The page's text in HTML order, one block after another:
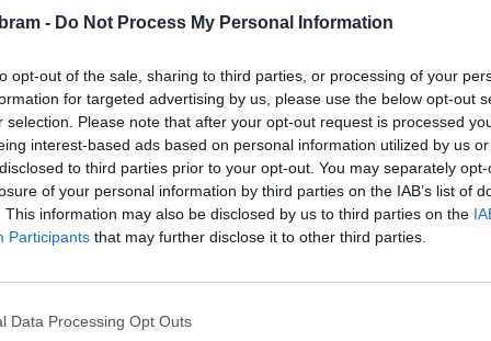
- Do Not Process My Personal Information
opt-out of the sale, sharing to third parties, or processing of your
for targeted advertising by us, please use the below opt-out
selection. Please note that after your opt-out request is processed
interest-based ads based on personal information utilized by us
to third parties prior to your opt-out. You may separately
of your personal information by third parties on the IAB’s list of
This information may also be disclosed by us to third parties on the
Participants that may further disclose it to other third parties.
Data Processing Opt Outs
mladý sport, který je však na vzestupu a každý rok si
nedavno hostila juniorské mistrovství ČR v tomto